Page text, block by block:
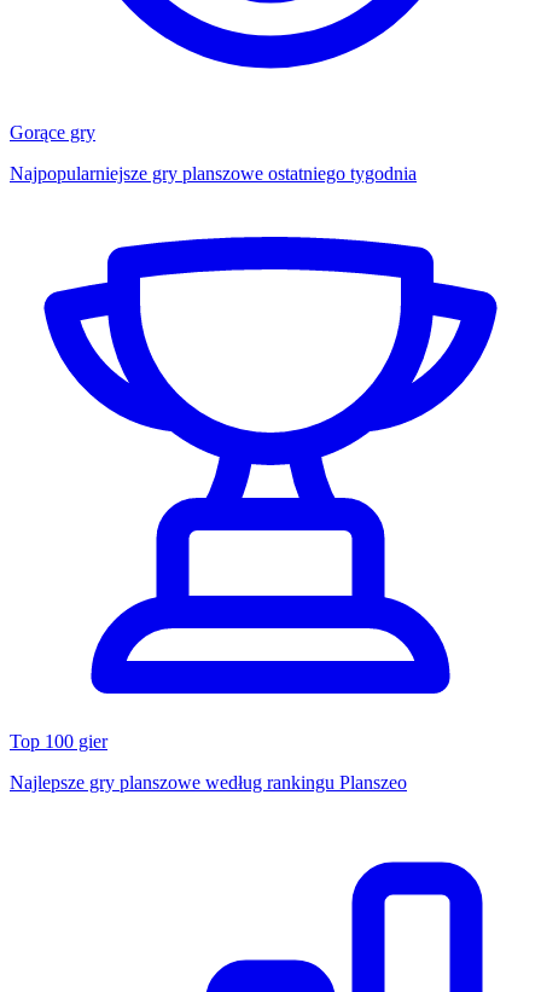
Gorące gry
Najpopularniejsze gry planszowe ostatniego tygodnia
Top 100 gier
Najlepsze gry planszowe według rankingu Planszeo